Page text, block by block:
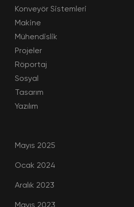
Konveyör Sistemleri
Makine
Mühendislik
Projeler
Röportaj
Sosyal
Tasarım
Yazılım
Mayıs 2025
Ocak 2024
Aralık 2023
Mayıs 2023